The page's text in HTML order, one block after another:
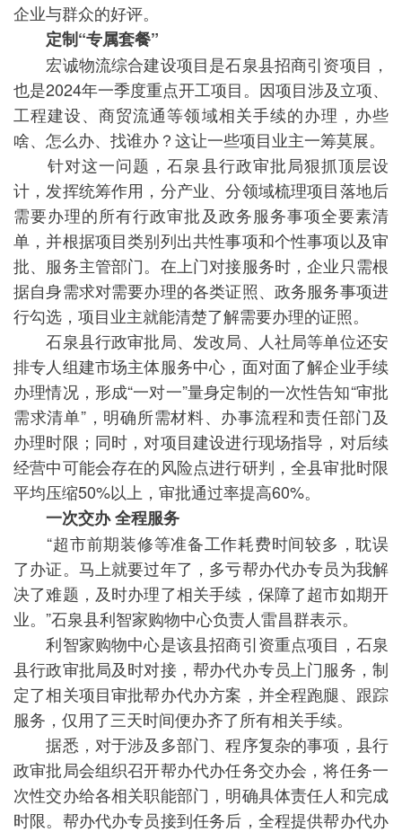
企业与群众的好评。
定制“专属套餐”
宏诚物流综合建设项目是石泉县招商引资项目，
也是2024年一季度重点开工项目。因项目涉及立项、
工程建设、商贸流通等领域相关手续的办理，办些
啥、怎么办、找谁办？这让一些项目业主一筹莫展。
针对这一问题，石泉县行政审批局狠抓顶层设
计，发挥统筹作用，分产业、分领域梳理项目落地后
需要办理的所有行政审批及政务服务事项全要素清
单，并根据项目类别列出共性事项和个性事项以及审
批、服务主管部门。在上门对接服务时，企业只需根
据自身需求对需要办理的各类证照、政务服务事项进
行勾选，项目业主就能清楚了解需要办理的证照。
石泉县行政审批局、发改局、人社局等单位还安
排专人组建市场主体服务中心，面对面了解企业手续
办理情况，形成“一对一”量身定制的一次性告知“审批
需求清单”，明确所需材料、办事流程和责任部门及
办理时限；同时，对项目建设进行现场指导，对后续
经营中可能会存在的风险点进行研判，全县审批时限
平均压缩50%以上，审批通过率提高60%。
一次交办 全程服务
“超市前期装修等准备工作耗费时间较多，耽误
了办证。马上就要过年了，多亏帮办代办专员为我解
决了难题，及时办理了相关手续，保障了超市如期开
业。”石泉县利智家购物中心负责人雷昌群表示。
利智家购物中心是该县招商引资重点项目，石泉
县行政审批局及时对接，帮办代办专员上门服务，制
定了相关项目审批帮办代办方案，并全程跑腿、跟踪
服务，仅用了三天时间便办齐了所有相关手续。
据悉，对于涉及多部门、程序复杂的事项，县行
政审批局会组织召开帮办代办任务交办会，将任务一
次性交办给各相关职能部门，明确具体责任人和完成
时限。帮办代办专员接到任务后，全程提供帮办代办